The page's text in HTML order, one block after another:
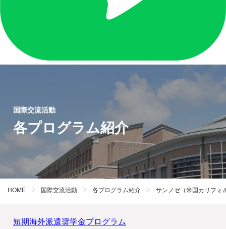
各プログラム紹介
国際交流活動
HOME 国際交流活動 各プログラム紹介 サンノゼ（米国カリフォ
短期海外派遣奨学金プログラム